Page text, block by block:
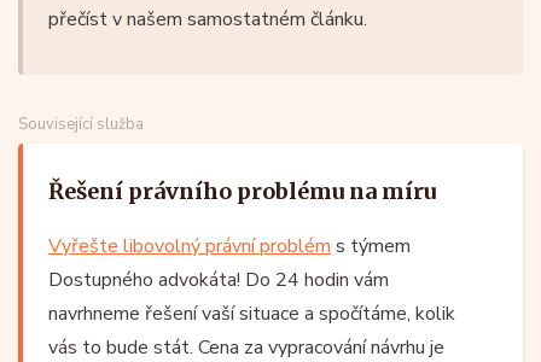
přečíst v našem samostatném článku.
Související služba
Řešení právního problému na míru
Vyřešte libovolný právní problém s týmem
Dostupného advokáta! Do 24 hodin vám
navrhneme řešení vaší situace a spočítáme, kolik
vás to bude stát. Cena za vypracování návrhu je